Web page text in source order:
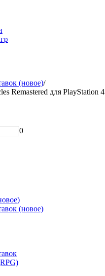
(новое)/
Remastered для PlayStation 4
0
(новое)